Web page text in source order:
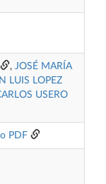
, JOSÉ MARÍA
LUIS LOPEZ
USERO
PDF